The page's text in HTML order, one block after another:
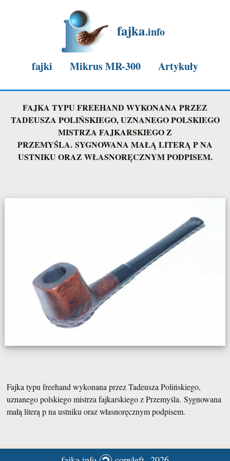
fajka.info
fajki Mikrus MR-300 Artykuły
Mikrus nasza mielecka legenda
Mikrus stuknęło 60lat
FAJKA TYPU FREEHAND WYKONANA PRZEZ
TADEUSZA POLIŃSKIEGO, UZNANEGO POLSKIEGO
MISTRZA FAJKARSKIEGO Z
PRZEMYŚLA. SYGNOWANA MAŁĄ LITERĄ P NA
USTNIKU ORAZ WŁASNORĘCZNYM PODPISEM.
Fajka typu freehand wykonana przez Tadeusza Polińskiego,
uznanego polskiego mistrza fajkarskiego z Przemyśla. Sygnowana
małą literą p na ustniku oraz własnoręcznym podpisem.